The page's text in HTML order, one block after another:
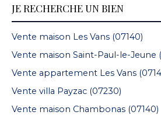
JE RECHERCHE UN BIEN
Vente maison Les Vans (07140)
Vente maison Saint-Paul-le-Jeune
Vente appartement Les Vans
Vente villa Payzac (07230)
Vente maison Chambonas (07140)